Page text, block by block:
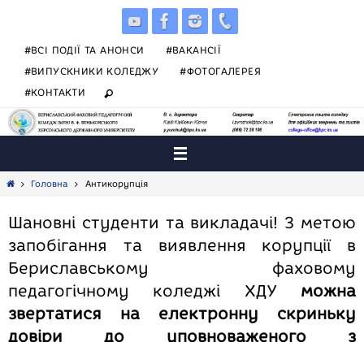
#ВСІ ПОДІЇ ТА АНОНСИ
#ВАКАНСІЇ
#ВИПУСКНИКИ КОЛЕДЖУ
#ФОТОГАЛЕРЕЯ
#КОНТАКТИ
HomeГоловна Антикорупція
Шановні студенти та викладачі! З метою
запобігання та виявлення корупції в
Бериславському фаховому
педагогічному коледжі ХДУ можна
звертатися на електронну скриньку
довіри до уповноваженого з